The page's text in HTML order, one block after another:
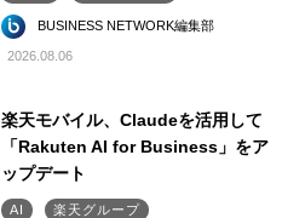
BUSINESS NETWORK編集部
2026.08.06
楽天モバイル、Claudeを活用して
「Rakuten AI for Business」をア
ップデート
AI 楽天グループ